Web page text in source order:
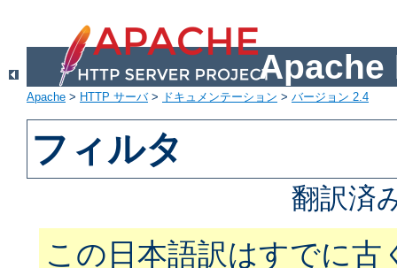
Apache
Apache > HTTP サーバ> ドキュメンテーション > バージョン 2.4
フィルタ
翻訳済
この日本語訳はすでに